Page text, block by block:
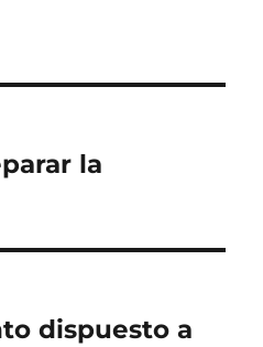
la
dispuesto a